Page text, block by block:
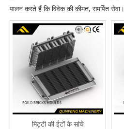
पालन करते हैं कि विवेक की कीमत, समर्पित सेवा।
मिट्टी की ईंटों के सांचे